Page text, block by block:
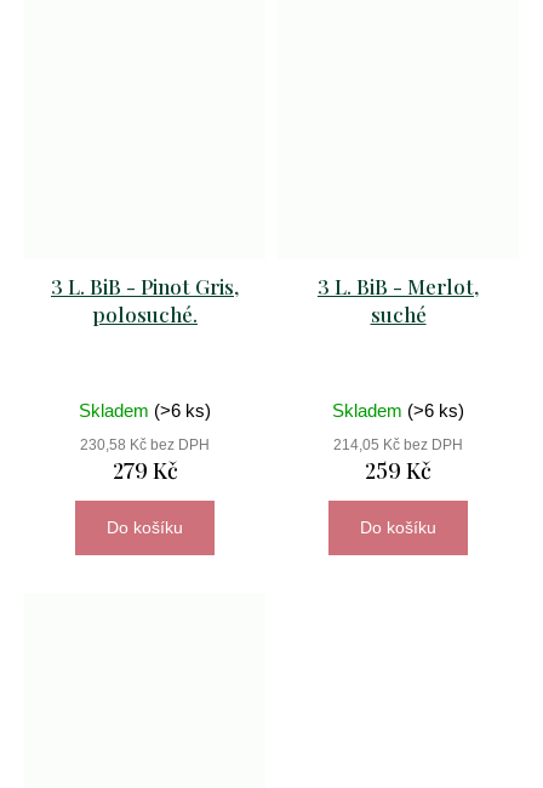
3 L. BiB - Pinot Gris,
polosuché.
Skladem (>6 ks)
230,58 Kč bez DPH
279 Kč
Do košíku
3 L. BiB - Merlot,
suché
Skladem (>6 ks)
214,05 Kč bez DPH
259 Kč
Do košíku